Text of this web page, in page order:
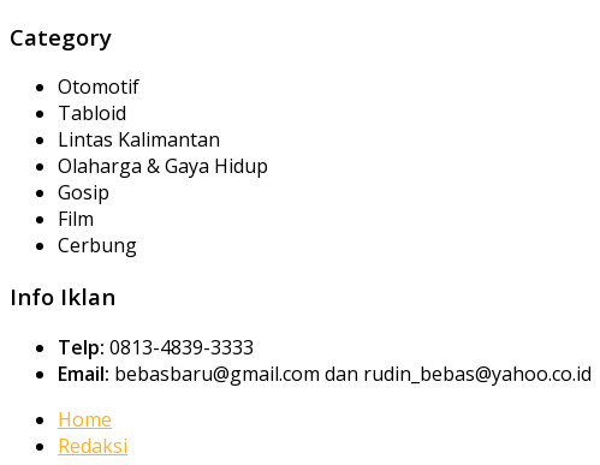
Category
Otomotif
Tabloid
Lintas Kalimantan
Olaharga & Gaya Hidup
Gosip
Film
Cerbung
Info Iklan
Telp: 0813-4839-3333
Email: bebasbaru@gmail.com dan rudin_bebas@yahoo.co.id
Home
Redaksi